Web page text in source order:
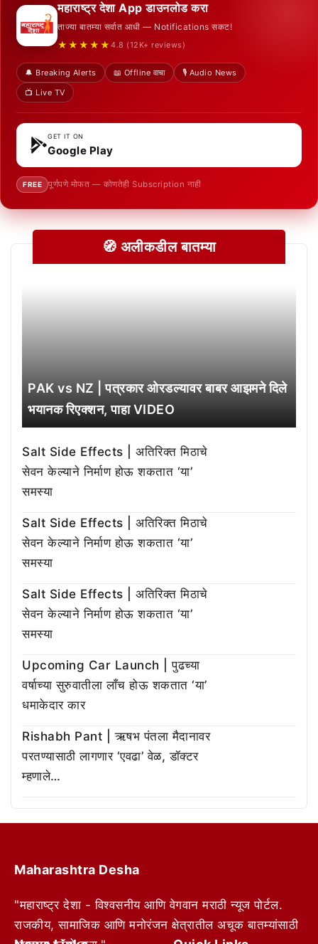
महाराष्ट्र देशा App डाउनलोड करा
ताज्या बातम्या सर्वात आधी — Notifications सकट!
★★★★★ 4.8 (12K+ reviews)
🔔 Breaking Alerts 📖 Offline वाचा
🎙️ Audio News
📺 Live TV
GET IT ON
Google Play
FREE पूर्णपणे मोफत — कोणतेही Subscription नाही
🧭 अलीकडील बातम्या
PAK vs NZ | पत्रकार ओरडल्यावर बाबर आझमने दिले
भयानक रिएक्शन, पाहा VIDEO
Salt Side Effects | अतिरिक्त मिठाचे
सेवन केल्याने निर्माण होऊ शकतात ‘या’
समस्या
Salt Side Effects | अतिरिक्त मिठाचे
सेवन केल्याने निर्माण होऊ शकतात ‘या’
समस्या
Salt Side Effects | अतिरिक्त मिठाचे
सेवन केल्याने निर्माण होऊ शकतात ‘या’
समस्या
Upcoming Car Launch | पुढच्या
वर्षाच्या सुरुवातीला लाँच होऊ शकतात ‘या’
धमाकेदार कार
Rishabh Pant | ऋषभ पंतला मैदानावर
परतण्यासाठी लागणार ‘एवढा’ वेळ, डॉक्टर
म्हणाले…
Maharashtra Desha
"महाराष्ट्र देशा - विश्वसनीय आणि वेगवान मराठी न्यूज पोर्टल.
राजकीय, सामाजिक आणि मनोरंजन क्षेत्रातील अचूक बातम्यांसाठी